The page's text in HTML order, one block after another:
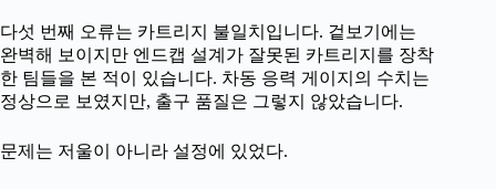
다섯 번째 오류는 카트리지 불일치입니다. 겉보기에는
완벽해 보이지만 엔드캡 설계가 잘못된 카트리지를 장착
한 팀들을 본 적이 있습니다. 차동 응력 게이지의 수치는
정상으로 보였지만, 출구 품질은 그렇지 않았습니다.
문제는 저울이 아니라 설정에 있었다.